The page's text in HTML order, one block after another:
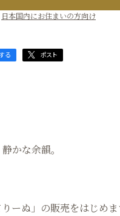
日本国内にお住まいの方向け
る ポスト
かな余韻。
ーぬ」の販売をはじめま